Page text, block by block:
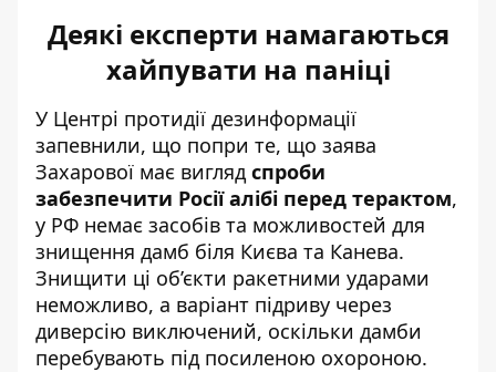
Деякі експерти намагаються
хайпувати на паніці
У Центрі протидії дезинформації
запевнили, що попри те, що заява
Захарової має вигляд спроби
забезпечити Росії алібі перед терактом,
у РФ немає засобів та можливостей для
знищення дамб біля Києва та Канева.
Знищити ці об’єкти ракетними ударами
неможливо, а варіант підриву через
диверсію виключений, оскільки дамби
перебувають під посиленою охороною.